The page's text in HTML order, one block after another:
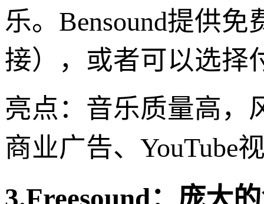
乐。Bensound提供
接），或者可以选择
亮点：音乐质量高，
商业广告、YouTube